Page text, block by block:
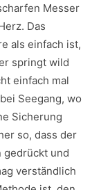
Messer
Das
als einfach ist,
springt wild
einfach mal
Seegang, wo
Sicherung
so, dass der
gedrückt und
verständlich